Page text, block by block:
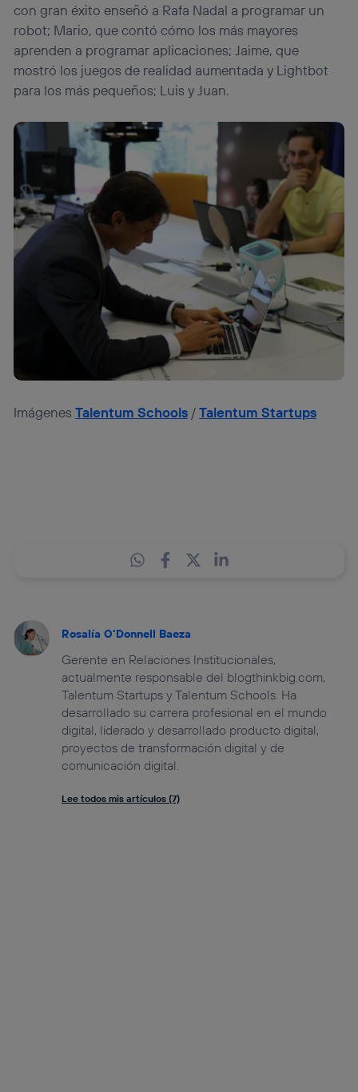
con gran éxito enseñó a Rafa Nadal a programar un
robot; Mario, que contó cómo los más mayores
aprenden a programar aplicaciones; Jaime, que
mostró los juegos de realidad aumentada y Lightbot
para los más pequeños; Luis y Juan.
ImágenesTalentum Schools /Talentum Startups
Rosalía O'Donnell Baeza
Gerente en Relaciones Institucionales,
actualmente responsable del blogthinkbig.com,
Talentum Startups y Talentum Schools. Ha
desarrollado su carrera profesional en el mundo
digital, liderado y desarrollado producto digital,
proyectos de transformación digital y de
comunicación digital.
Lee todos mis artículos (7)